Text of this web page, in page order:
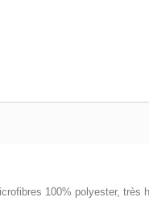
100% polyester,